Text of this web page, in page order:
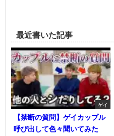
最近書いた記事
ゲイ
【禁断の質問】ゲイカップル
呼び出して色々聞いてみた